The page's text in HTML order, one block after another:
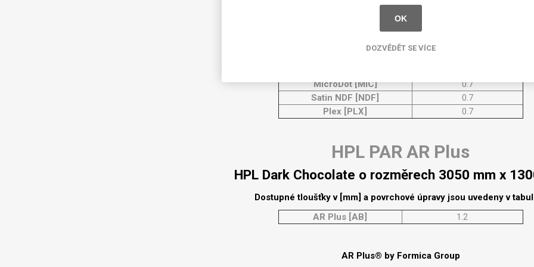
Valchromat
Dekodur
Viroc
Pollmeier
BauBuche
Thermax
Unilin
Plus Color
HPL Dark Chocolate o rozměrech 3050 mm x
MicroDot [MIC]
0.7
Satin NDF [NDF]
0.7
Plex [PLX]
0.7
HPL PAR AR Plus
HPL Dark Chocolate o rozměrech 3050 mm x
Dostupné tloušťky v [mm] a povrchové úpravy jsou uvedeny v
AR Plus [AB]
1.2
AR Plus® by Formica Group
OK
DOZVĚDĚT SE VÍCE